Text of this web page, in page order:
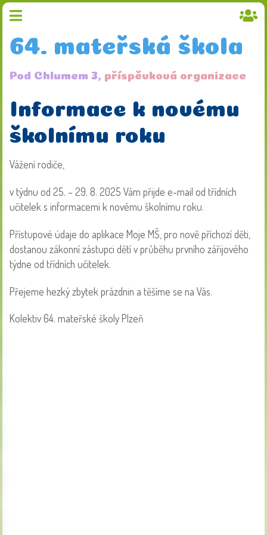
64. mateřská škola
Pod Chlumem 3, příspěvková organizace
Informace k novému
školnímu roku
Vážení rodiče,
v týdnu od 25. – 29. 8. 2025 Vám přijde e-mail od třídních
učitelek s informacemi k novému školnímu roku.
Přístupové údaje do aplikace Moje MŠ, pro nově příchozí děti,
dostanou zákonní zástupci dětí v průběhu prvního zářijového
týdne od třídních učitelek.
Přejeme hezký zbytek prázdnin a těšíme se na Vás.
Kolektiv 64. mateřské školy Plzeň